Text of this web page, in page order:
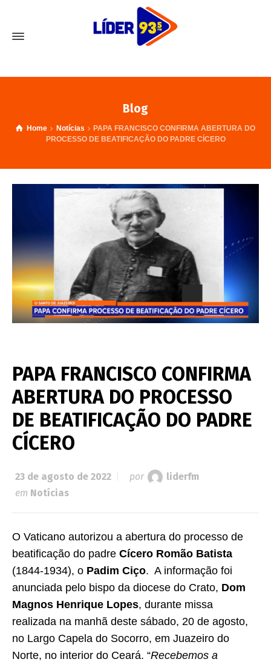
Blog
Home Notícias
PAPA FRANCISCO CONFIRMA ABERTURA DO
PROCESSO DE BEATIFICAÇÃO DO PADRE CÍCERO
PAPA FRANCISCO CONFIRMA
ABERTURA DO PROCESSO
DE BEATIFICAÇÃO DO PADRE
CÍCERO
23 de agosto de 2022 por
liderfm
em Notícias
O Vaticano autorizou a abertura do processo de
beatificação do padre Cícero Romão Batista
(1844-1934), o Padim Ciço. A informação foi
anunciada pelo bispo da diocese do Crato, Dom
Magnos Henrique Lopes, durante missa
realizada na manhã deste sábado, 20 de agosto,
no Largo Capela do Socorro, em Juazeiro do
Norte, no interior do Ceará. “Recebemos a